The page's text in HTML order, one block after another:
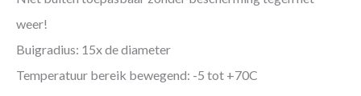
weer!
Buigradius: 15x de diameter
Temperatuur bereik bewegend: -5 tot +70C